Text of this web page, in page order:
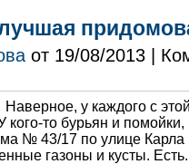
от 19/08/2013 |
у каждого с
кого-то бурьян и помойки,
№ 43/17 по улице Карла
газоны и кусты.